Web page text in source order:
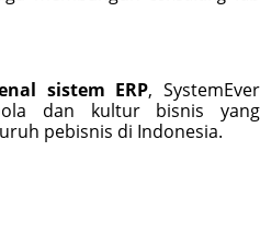
sistem ERP, SystemEver
dan kultur bisnis yang
pebisnis di Indonesia.